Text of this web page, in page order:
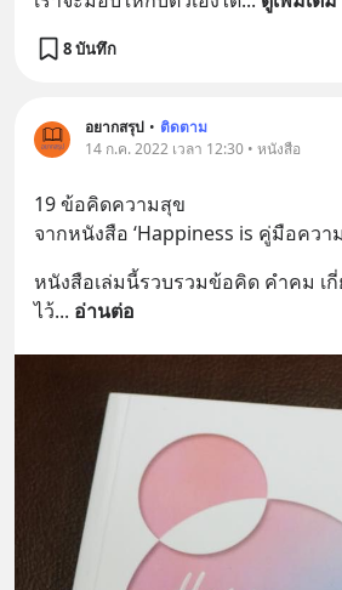
8 บันทึก
อยากสรุป • ติดตาม
14 ก.ค. 2022 เวลา 12:30 • หนังสือ
19 ข้อคิดความสุข
จากหนังสือ ‘Happiness is คู่มือควา
หนังสือเล่มนี้รวบรวมข้อคิด คำคม เ
ไว้... อ่านต่อ